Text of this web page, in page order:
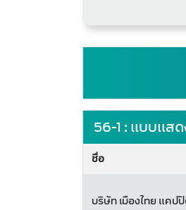
56-1 : แบบแส
ชื่อ
บริษัท เมืองไทย แคป